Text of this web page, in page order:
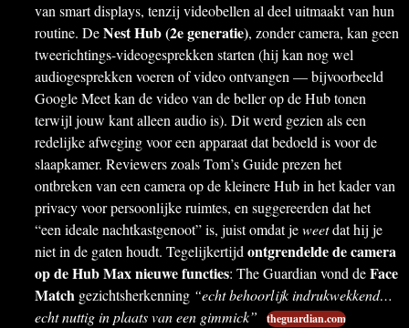
van smart displays, tenzij videobellen al deel uitmaakt van hun
routine. DeNest Hub (2e generatie), zonder camera, kan geen
tweerichtings-videogesprekken starten (hij kan nog wel
audiogesprekken voeren of video ontvangen — bijvoorbeeld
Google Meet kan de video van de beller op de Hub tonen
terwijl jouw kant alleen audio is). Dit werd gezien als een
redelijke afweging voor een apparaat dat bedoeld is voor de
slaapkamer. Reviewers zoals Tom’s Guide prezen het
ontbreken van een camera op de kleinere Hub in het kader van
privacy voor persoonlijke ruimtes, en suggereerden dat het
“een ideale nachtkastgenoot” is, juist omdat jeweetdat hij je
niet in de gaten houdt. Tegelijkertijdontgrendelde de camera
op de Hub Max nieuwe functies: The Guardian vond deFace
Match gezichtsherkenning “echt behoorlijk indrukwekkend…
echt nuttig in plaats van een gimmick”
theguardian.com